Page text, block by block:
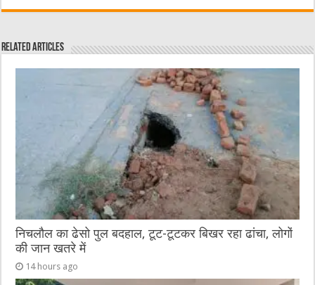
c
e
b
it
r
C
at
ai ss
n
g
er
at
A
p
p
Related Articles
निचलौल का ढेसो पुल बदहाल, टूट-टूटकर बिखर रहा ढांचा, लोगों
की जान खतरे में
14 hours ago